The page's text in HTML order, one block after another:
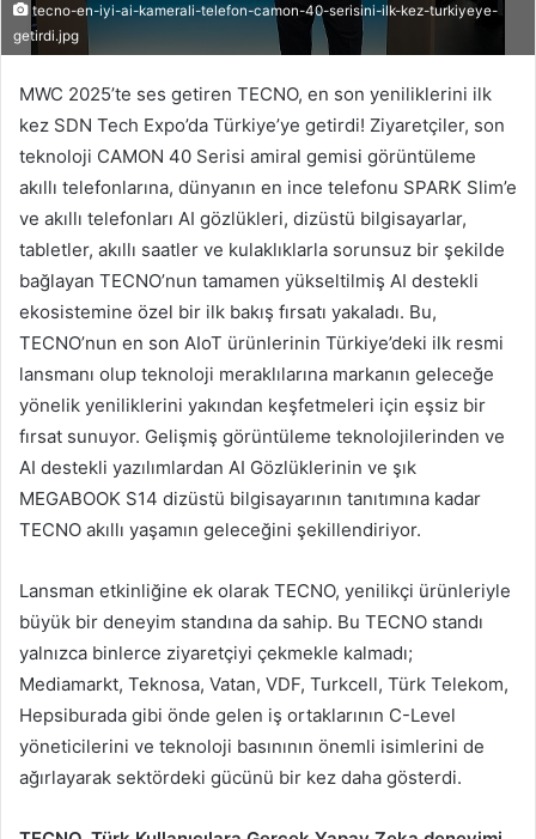
tecno-en-iyi-ai-kamerali-telefon-camon-40-serisini-ilk-kez-turkiyeye-
getirdi.jpg
MWC 2025’te ses getiren TECNO, en son yeniliklerini ilk
kez SDN Tech Expo’da Türkiye’ye getirdi! Ziyaretçiler, son
teknoloji CAMON 40 Serisi amiral gemisi görüntüleme
akıllı telefonlarına, dünyanın en ince telefonu SPARK Slim’e
ve akıllı telefonları AI gözlükleri, dizüstü bilgisayarlar,
tabletler, akıllı saatler ve kulaklıklarla sorunsuz bir şekilde
bağlayan TECNO’nun tamamen yükseltilmiş AI destekli
ekosistemine özel bir ilk bakış fırsatı yakaladı. Bu,
TECNO’nun en son AIoT ürünlerinin Türkiye’deki ilk resmi
lansmanı olup teknoloji meraklılarına markanın geleceğe
yönelik yeniliklerini yakından keşfetmeleri için eşsiz bir
fırsat sunuyor. Gelişmiş görüntüleme teknolojilerinden ve
AI destekli yazılımlardan AI Gözlüklerinin ve şık
MEGABOOK S14 dizüstü bilgisayarının tanıtımına kadar
TECNO akıllı yaşamın geleceğini şekillendiriyor.
Lansman etkinliğine ek olarak TECNO, yenilikçi ürünleriyle
büyük bir deneyim standına da sahip. Bu TECNO standı
yalnızca binlerce ziyaretçiyi çekmekle kalmadı;
Mediamarkt, Teknosa, Vatan, VDF, Turkcell, Türk Telekom,
Hepsiburada gibi önde gelen iş ortaklarının C-Level
yöneticilerini ve teknoloji basınının önemli isimlerini de
ağırlayarak sektördeki gücünü bir kez daha gösterdi.